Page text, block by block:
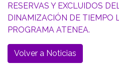
RESERVAS Y EXCLUIDOS
DINAMIZACIÓN DE TIEMPO
PROGRAMA ATENEA.
Volver a Noticias